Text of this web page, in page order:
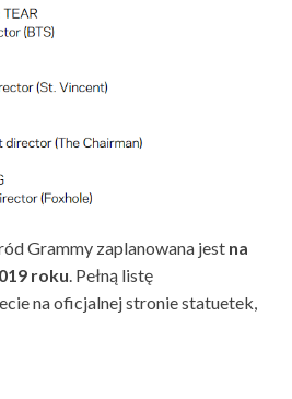
Grammy zaplanowana jest na
roku. Pełną listę
na oficjalnej stronie statuetek,